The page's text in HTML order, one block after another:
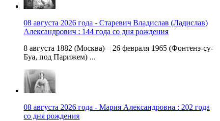
08 августа 2026 года - Старевич Владислав (Ладислав)
Александрович : 144 года со дня рождения
8 августа 1882 (Москва) – 26 февраля 1965 (Фонтенэ-су-
Буа, под Парижем) ...
08 августа 2026 года - Мария Александровна : 202 года
со дня рождения